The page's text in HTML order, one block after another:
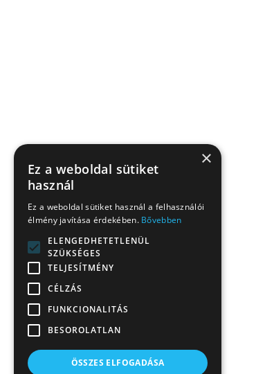
×
Ez a weboldal sütiket
használ
Ez a weboldal sütiket használ a felhasználói
élmény javítása érdekében. Bővebben
ELENGEDHETETLENÜL
SZÜKSÉGES
TELJESÍTMÉNY
CÉLZÁS
FUNKCIONALITÁS
BESOROLATLAN
ÖSSZES ELFOGADÁSA